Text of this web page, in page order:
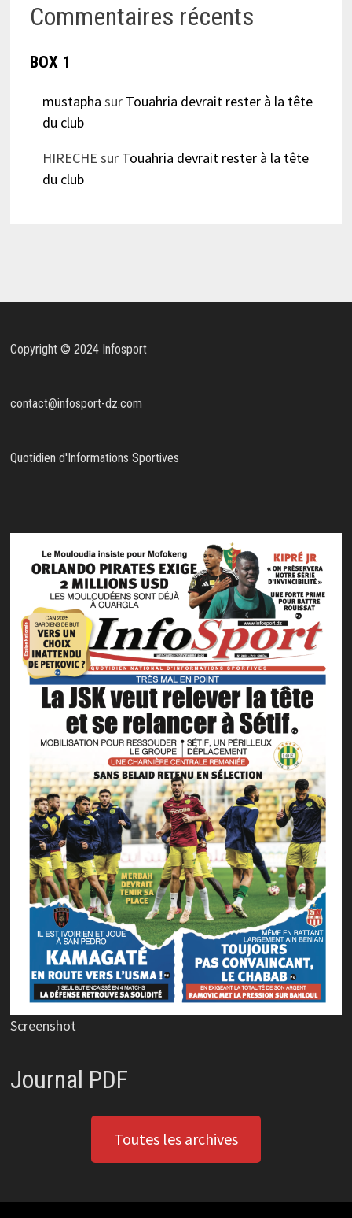
Commentaires récents
BOX 1
mustapha sur Touahria devrait rester à la tête
du club
HIRECHE sur Touahria devrait rester à la tête
du club
Copyright © 2024 Infosport
contact@infosport-dz.com
Quotidien d'Informations Sportives
Screenshot
Journal PDF
Toutes les archives